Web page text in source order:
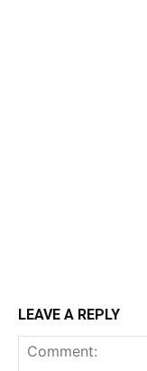
LEAVE A REPLY